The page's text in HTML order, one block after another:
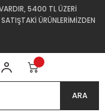
5400 TL ÜZERİ
ÜRÜNLERİMİZDEN
ARA